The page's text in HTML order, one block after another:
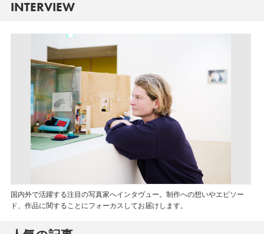
INTERVIEW
国内外で活躍する注目の写真家へインタヴュー。制作への想いやエピソー
ド、作品に関することにフォーカスしてお届けします。